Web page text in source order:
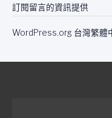
訂閱留言的資訊提供
WordPress.org 台灣繁體